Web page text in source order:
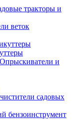
тракторы и
веток
Опрыскиватели и
садовых
бензоинструмент